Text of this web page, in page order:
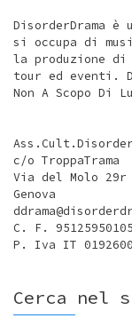
DisorderDrama
si occupa di
la produzione di
tour ed eventi.
Non A Scopo Di
c/o TroppaTrama
Via del Molo 29r
Genova
C. F. 95125950105
P. Iva IT
Cerca nel